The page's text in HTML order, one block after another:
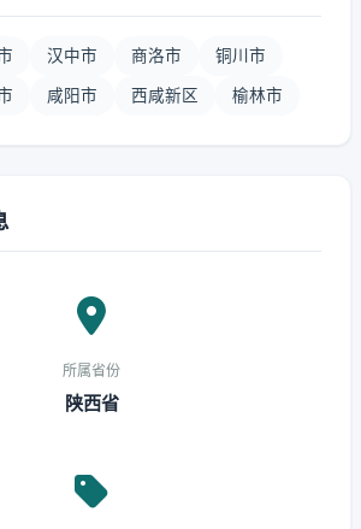
汉中市 商洛市 铜川市
咸阳市 西咸新区 榆林市
所属省份
陕西省